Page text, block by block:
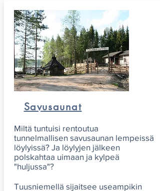
Savusaunat
Miltä tuntuisi rentoutua
tunnelmallisen savusaunan lempeissä
löylyissä? Ja löylyjen jälkeen
polskahtaa uimaan ja kylpeä
"huljussa"?
Tuusniemellä sijaitsee useampikin